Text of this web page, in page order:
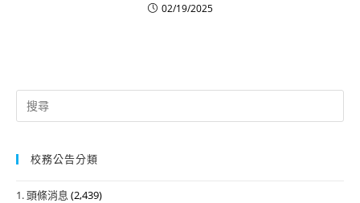
02/19/2025
Search
for:
校務公告分類
1. 頭條消息 (2,439)